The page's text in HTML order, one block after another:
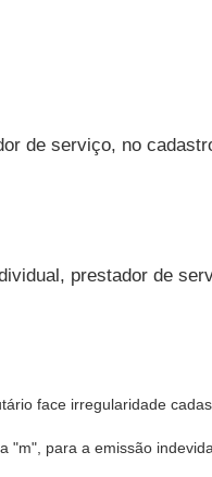
de serviço, no
prestador de
face irregularidade
para a emissão